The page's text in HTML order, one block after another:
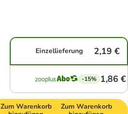
Einzellieferung 2,19 €
-15% 1,86 €
Zum Warenkorb
Zum Warenkorb